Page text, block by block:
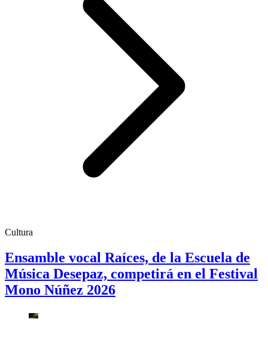
Cultura
Ensamble vocal Raíces, de la Escuela de
Música Desepaz, competirá en el Festival
Mono Núñez 2026